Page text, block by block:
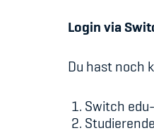
Login via
Du hast noch
Switch